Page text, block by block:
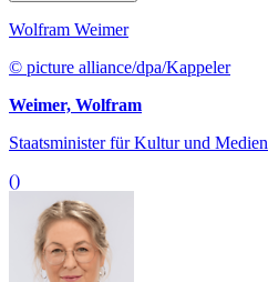
Wolfram Weimer
© picture alliance/dpa/Kappeler
Weimer, Wolfram
Staatsminister für Kultur und Medien
()